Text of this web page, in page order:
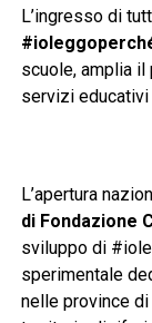
L’ingresso di
scuole, amplia il
servizi
L’apertura
di Fondazione
sviluppo di
sperimentale
nelle province